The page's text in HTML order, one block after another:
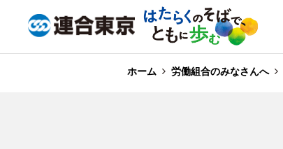
ホーム 労働組合のみなさんへ